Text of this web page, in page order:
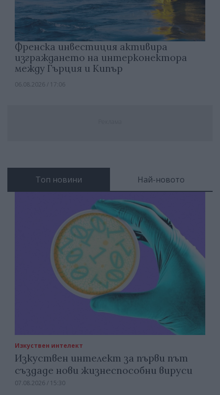
Френска инвестиция активира
изграждането на интерконектора
между Гърция и Кипър
06.08.2026 / 17:06
Топ новини Най-новото
Изкуствен интелект
Изкуствен интелект за първи път
създаде нови жизнеспособни вируси
07.08.2026 / 15:30